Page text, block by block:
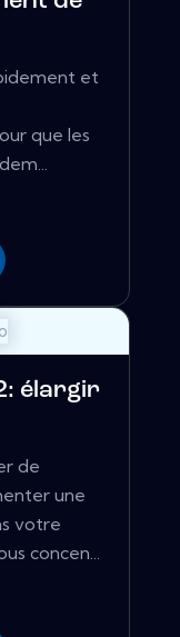
et
que les
élargir
de
une
votre
concen...